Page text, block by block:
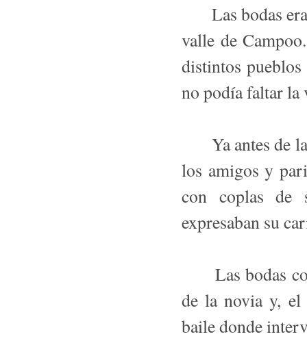
Las bodas
valle de
distintos
no podía faltar la
Ya antes de la
los amigos y
con coplas de
expresaban su
Las bodas
de la novia y, el
baile donde